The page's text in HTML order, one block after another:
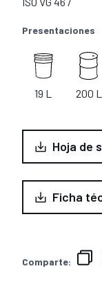
Presentaciones
19 L 200 L
Hoja de
Ficha
Comparte: